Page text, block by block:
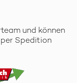
und können
Spedition